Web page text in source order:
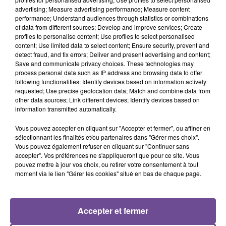
JÉRÉMY FREROT
Frerot
OFENBACH, STARSAILOR
Four To The Floor
SIA FEAT. KENDRICK
LAMAR
The Greatest
Cet élément est masqué compte-tenu du refus du
dépôt de cookies que vous avez exprimé. Si vous
souhaitez l'afficher, merci de nous donner votre accord
en cliquant sur le bouton ci-dessous.
Afficher l'élément
advertising; Measure advertising performance; Measure content
performance; Understand audiences through statistics or combinations
of data from different sources; Develop and improve services; Create
profiles to personalise content; Use profiles to select personalised
content; Use limited data to select content; Ensure security, prevent and
detect fraud, and fix errors; Deliver and present advertising and content;
Save and communicate privacy choices. These technologies may
process personal data such as IP address and browsing data to offer
following functionalities: Identify devices based on information actively
requested; Use precise geolocation data; Match and combine data from
other data sources; Link different devices; Identify devices based on
information transmitted automatically.
Vous pouvez accepter en cliquant sur "Accepter et fermer", ou affiner en
sélectionnant les finalités et/ou partenaires dans "Gérer mes choix".
Vous pouvez également refuser en cliquant sur "Continuer sans
accepter". Vos préférences ne s'appliqueront que pour ce site. Vous
pouvez mettre à jour vos choix, ou retirer votre consentement à tout
moment via le lien "Gérer les cookies" situé en bas de chaque page.
Accepter et fermer